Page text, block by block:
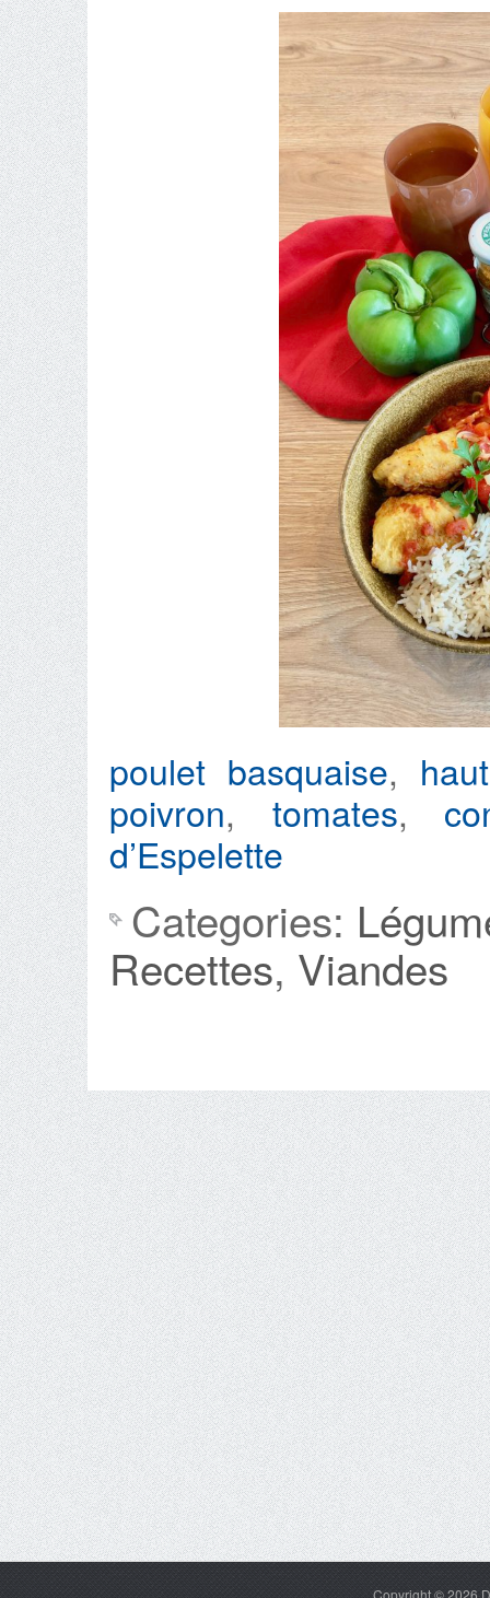
poulet basquaise,
poivron, tomates,
d’Espelette
Categories:
Recettes, Viandes
Copyright © 2026